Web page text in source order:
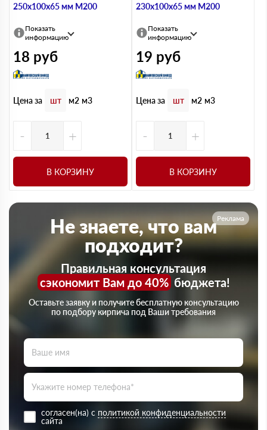
250х100х65 мм М200
Показать
информацию
18 руб
Цена за шт м2 м3
- +
В КОРЗИНУ
230х100х65 мм М200
Показать
информацию
19 руб
Цена за шт м2 м3
- +
В КОРЗИНУ
Реклама
Не знаете, что вам
подходит?
Правильная консультация
сэкономит Вам до 40%бюджета!
Оставьте заявку и получите бесплатную консультацию
по подбору кирпича под Ваши требования
согласен(на) с политикой конфиденциальности
сайта